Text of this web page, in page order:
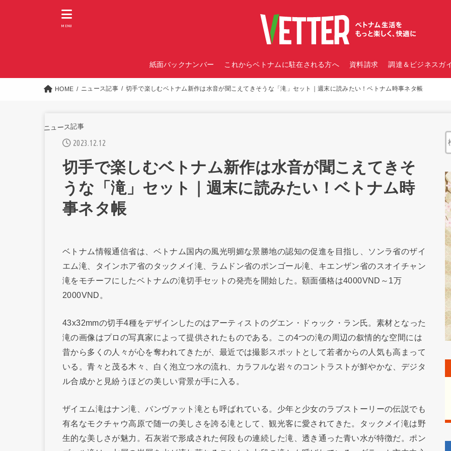
紙面バックナンバー これからベトナムに駐在される方へ 資料請求 調達＆ビジネスガ
MENU
HOME ニュース記事 切手で楽しむベトナム新作は水音が聞こえてきそうな「滝」セット｜週末に読みたい！ベトナム時事ネタ帳
ニュース記事
2023.12.12
切手で楽しむベトナム新作は水音が聞こえてきそ
うな「滝」セット｜週末に読みたい！ベトナム時
事ネタ帳
ベトナム情報通信省は、ベトナム国内の風光明媚な景勝地の認知の促進を目指し、ソンラ省のザイ
エム滝、タインホア省のタックメイ滝、ラムドン省のポンゴール滝、キエンザン省のスオイチャン
滝をモチーフにしたベトナムの滝切手セットの発売を開始した。額面価格は4000VND～1万
2000VND。
43x32mmの切手4種をデザインしたのはアーティストのグエン・ドゥック・ラン氏。素材となった
滝の画像はプロの写真家によって提供されたものである。この4つの滝の周辺の叙情的な空間には
昔から多くの人々が心を奪われてきたが、最近では撮影スポットとして若者からの人気も高まって
いる。青々と茂る木々、白く泡立つ水の流れ、カラフルな岩々のコントラストが鮮やかな、デジタ
ル合成かと見紛うほどの美しい背景が手に入る。
ザイエム滝はナン滝、バンヴァット滝とも呼ばれている。少年と少女のラブストーリーの伝説でも
有名なモクチャウ高原で随一の美しさを誇る滝として、観光客に愛されてきた。タックメイ滝は野
生的な美しさが魅力。石灰岩で形成された何段もの連続した滝、透き通った青い水が特徴だ。ポン